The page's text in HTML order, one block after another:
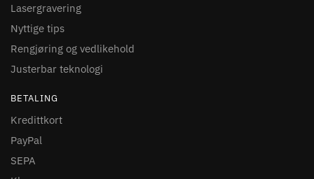
Lasergravering
Nyttige tips
Rengjøring og vedlikehold
Justerbar teknologi
BETALING
Kredittkort
PayPal
SEPA